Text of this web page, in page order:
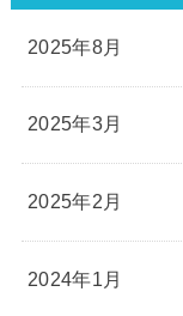
2025年8月
2025年3月
2025年2月
2024年1月